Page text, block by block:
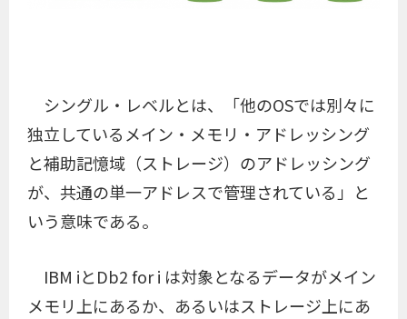
シングル・レベルとは、「他のOSでは別々に
独立しているメイン・メモリ・アドレッシング
と補助記憶域（ストレージ）のアドレッシング
が、共通の単一アドレスで管理されている」と
いう意味である。
IBM iとDb2 for i は対象となるデータがメイン
メモリ上にあるか、あるいはストレージ上にあ